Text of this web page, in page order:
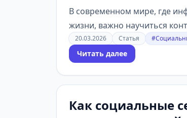
В современном мире, где
жизни, важно научиться
20.03.2026 Статья
Читать далее
Как социальные